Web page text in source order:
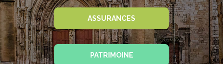
ASSURANCES
PATRIMOINE